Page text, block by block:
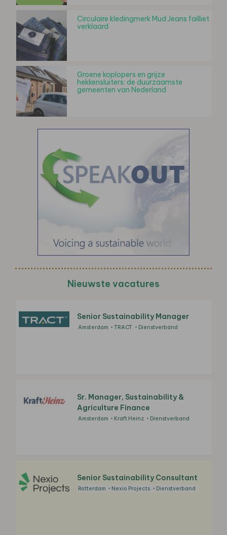
Circulaire kledingmerk Mud Jeans failliet
verklaard
Groene koplopers en grijze
hekkensluiters: de duurzaamste
gemeenten van Nederland
Nieuwste vacatures
Senior Sustainability Manager
Amsterdam TRACT Dienstverband
Sr. Manager, Sustainability &
Agriculture Finance
Amsterdam Kraft Heinz Dienstverband
Senior Sustainability Consultant
Rotterdam Nexio Projects Dienstverband